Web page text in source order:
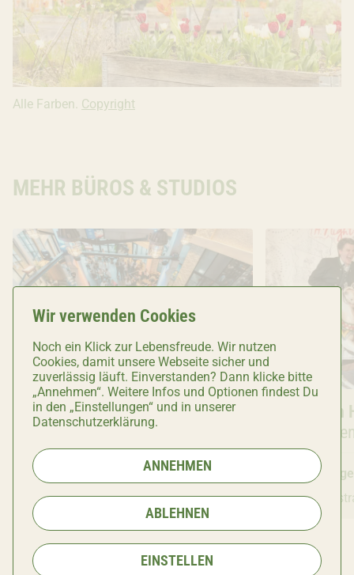
Alle Farben. Copyright: Copyright Ivana Bilz, 2021. All rights
Copyright
MEHR BÜROS & STUDIOS
Büros & Studios
WERK1.Bayern-
Gründerzentrum und Co-
Working-Fläche
Heute geschlossen
Am Kartoffelgarten 14
Büros &
Heute
Wir verwenden Cookies
Noch ein Klick zur Lebensfreude. Wir nutzen
Cookies, damit unsere Webseite sicher und
zuverlässig läuft. Einverstanden? Dann klicke bitte
„Annehmen“. Weitere Infos und Optionen findest Du
in den „Einstellungen“ und in unserer
Datenschutzerklärung.
ANNEHMEN
ABLEHNEN
EINSTELLEN